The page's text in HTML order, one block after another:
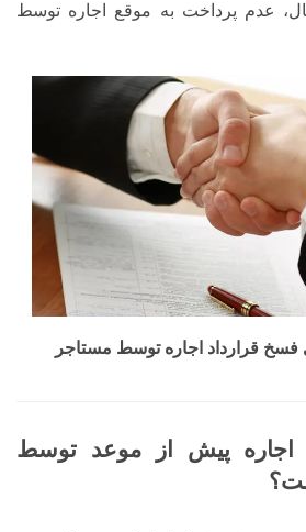
عدم پرداخت به موقع اجاره توسط
فسخ قرارداد اجاره توسط مستاجر
اجاره پیش از موعد توسط